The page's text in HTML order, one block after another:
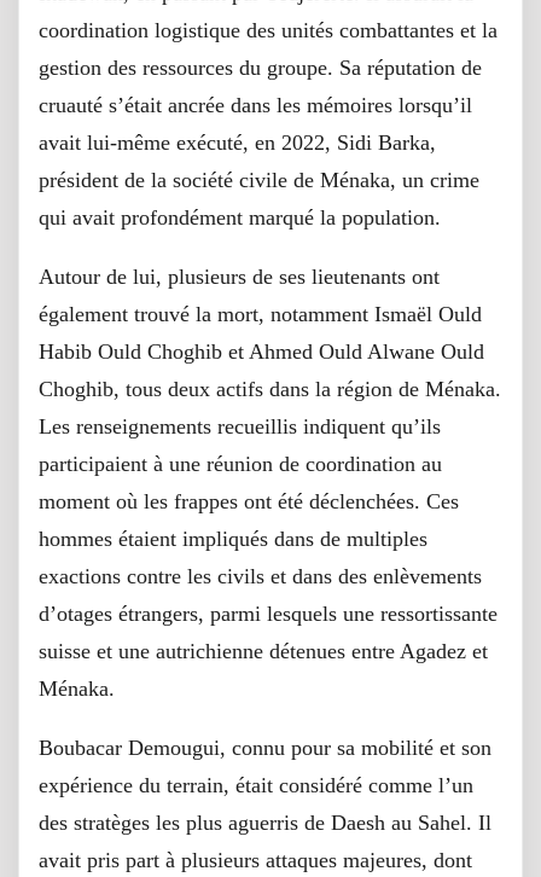
coordination logistique des unités combattantes et la
gestion des ressources du groupe. Sa réputation de
cruauté s’était ancrée dans les mémoires lorsqu’il
avait lui-même exécuté, en 2022, Sidi Barka,
président de la société civile de Ménaka, un crime
qui avait profondément marqué la population.
Autour de lui, plusieurs de ses lieutenants ont
également trouvé la mort, notamment Ismaël Ould
Habib Ould Choghib et Ahmed Ould Alwane Ould
Choghib, tous deux actifs dans la région de Ménaka.
Les renseignements recueillis indiquent qu’ils
participaient à une réunion de coordination au
moment où les frappes ont été déclenchées. Ces
hommes étaient impliqués dans de multiples
exactions contre les civils et dans des enlèvements
d’otages étrangers, parmi lesquels une ressortissante
suisse et une autrichienne détenues entre Agadez et
Ménaka.
Boubacar Demougui, connu pour sa mobilité et son
expérience du terrain, était considéré comme l’un
des stratèges les plus aguerris de Daesh au Sahel. Il
avait pris part à plusieurs attaques majeures, dont